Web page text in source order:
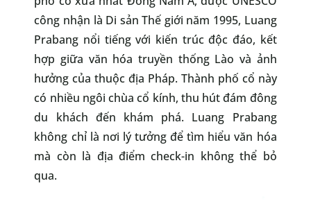
công nhận là Di sản Thế giới năm 1995, Luang
Prabang nổi tiếng với kiến trúc độc đáo, kết
hợp giữa văn hóa truyền thống Lào và ảnh
hưởng của thuộc địa Pháp. Thành phố cổ này
có nhiều ngôi chùa cổ kính, thu hút đám đông
du khách đến khám phá. Luang Prabang
không chỉ là nơi lý tưởng để tìm hiểu văn hóa
mà còn là địa điểm check-in không thể bỏ
qua.